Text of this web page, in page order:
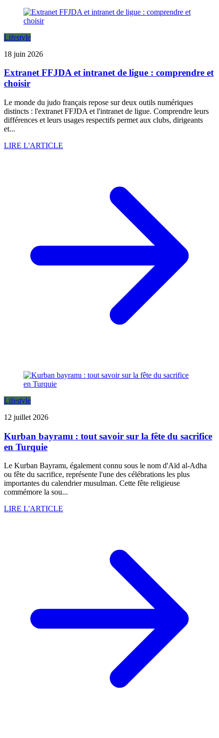
Lifestyle
18 juin 2026
Extranet FFJDA et intranet de ligue : comprendre et
choisir
Le monde du judo français repose sur deux outils numériques
distincts : l'extranet FFJDA et l'intranet de ligue. Comprendre leurs
différences et leurs usages respectifs permet aux clubs, dirigeants
et...
LIRE L'ARTICLE
Lifestyle
12 juillet 2026
Kurban bayramı : tout savoir sur la fête du sacrifice
en Turquie
Le Kurban Bayramı, également connu sous le nom d'Aïd al-Adha
ou fête du sacrifice, représente l'une des célébrations les plus
importantes du calendrier musulman. Cette fête religieuse
commémore la sou...
LIRE L'ARTICLE